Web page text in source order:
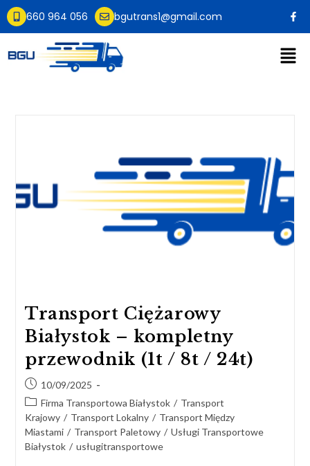
660 964 056 bgutrans1@gmail.com
Transport Ciężarowy
Białystok – kompletny
przewodnik (1t / 8t / 24t)
10/09/2025
Firma Transportowa Białystok / Transport
Krajowy / Transport Lokalny / Transport Między
Miastami / Transport Paletowy / Usługi Transportowe
Białystok / usługitransportowe